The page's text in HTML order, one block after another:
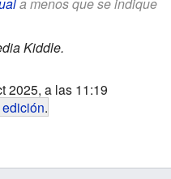
a menos que se indique
Kiddle.
2025, a las 11:19
.